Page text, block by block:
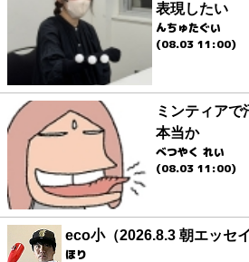
表現したい
んちゅたぐい
(08.03 11:00)
ミンティアで
本当か
べつやく れい
(08.03 11:00)
eco小（2026.8.3 朝エッセ
ほり